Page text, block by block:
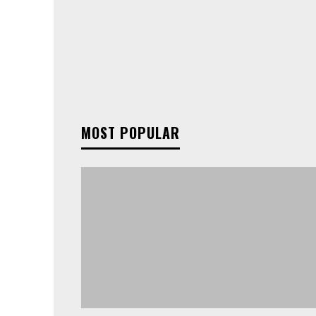
MOST POPULAR